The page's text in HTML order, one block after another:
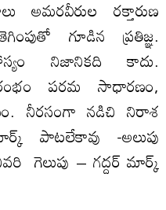
అమరవీరుల రక్తారుణ
గూడిన ప్రతిజ్ఞ.
నిజానికది కాదు.
పరమ సాధారణం,
నీరసంగా నడిచి నిరాశ
పాటలేకావు -అలుపు
గెలుపు – గద్దర్‌ మార్క్‌